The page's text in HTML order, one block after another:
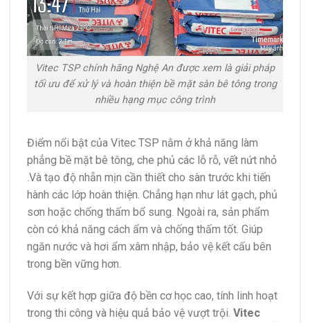
Vitec TSP chính hãng Nghệ An được xem là giải pháp
tối ưu để xử lý và hoàn thiện bề mặt sàn bê tông trong
nhiều hạng mục công trình
Điểm nổi bật của Vitec TSP nằm ở khả năng làm
phẳng bề mặt bê tông, che phủ các lỗ rỗ, vết nứt nhỏ
.Và tạo độ nhẵn mịn cần thiết cho sàn trước khi tiến
hành các lớp hoàn thiện. Chẳng hạn như lát gạch, phủ
sơn hoặc chống thấm bổ sung. Ngoài ra, sản phẩm
còn có khả năng cách ẩm và chống thấm tốt. Giúp
ngăn nước và hơi ẩm xâm nhập, bảo vệ kết cấu bên
trong bền vững hơn.
Với sự kết hợp giữa độ bền cơ học cao, tính linh hoạt
trong thi công và hiệu quả bảo vệ vượt trội. Vitec